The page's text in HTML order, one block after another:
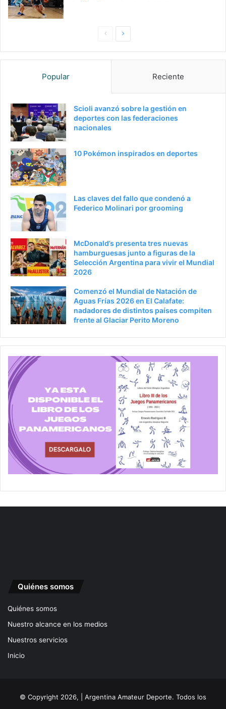
PaginaSiguiente
Popular Reciente
Scioli avanzó sobre la gestión en
deportes con las federaciones
nacionales
10 Pokémon inspirados en deportes
Las claves del fallo que condenó a
Federico Molinari por grooming
McDonald’s presenta tres nuevas
hamburguesas junto a figuras de la
Selección Argentina para vivir el Mundial
2026
Comenzó el Mundial de Natación de
Aguas Frías 2026 en El Calafate:
nadadores de distintos países compiten
frente al Glaciar Perito Moreno
Quiénes somos
Quiénes somos
Nuestro alcance en los medios
Nuestros servicios
Inicio
© Copyright 2026, | Argentina Amateur Deporte. Todos los